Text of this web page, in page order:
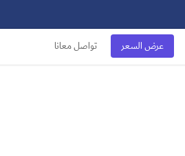
عرض السعر تواصل معانا